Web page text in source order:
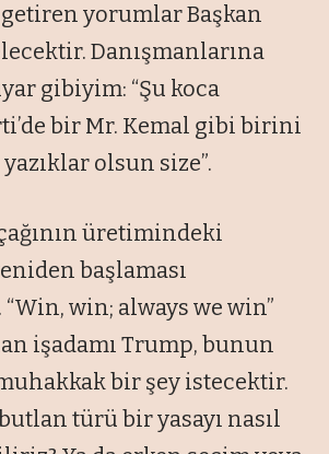
getiren yorumlar Başkan
Danışmanlarına
gibiyim: “Şu koca
bir Mr. Kemal gibi birini
olsun size”.
üretimindeki
başlaması
win; always we win”
işadamı Trump, bunun
bir şey istecektir.
türü bir yasayı nasıl